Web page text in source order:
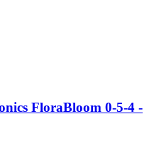
FloraBloom 0-5-4 -